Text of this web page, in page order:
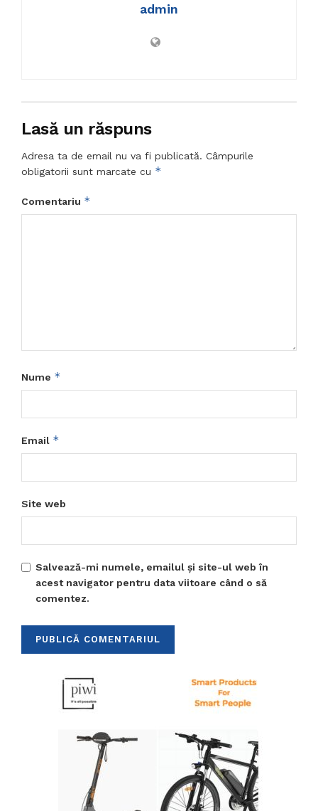
admin
Lasă un răspuns
Adresa ta de email nu va fi publicată. Câmpurile
obligatorii sunt marcate cu *
Comentariu *
Nume *
Email *
Site web
Salvează-mi numele, emailul și site-ul web în
acest navigator pentru data viitoare când o să
comentez.